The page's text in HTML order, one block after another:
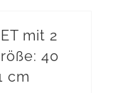
mit 2
40
cm